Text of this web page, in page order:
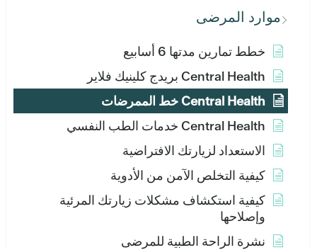
موارد المرضى
خطط تمارين مدتها 6 أسابيع
Central Health بريدج كلينيك فلاير
Central Health خط الممرضات
Central Health خدمات الطب النفسي
الاستعداد لزيارتك الافتراضية
كيفية التخلص الآمن من الأدوية
كيفية استكشاف مشكلات زيارتك المرئية
وإصلاحها
نشرة الراحة الطبية للمرضى